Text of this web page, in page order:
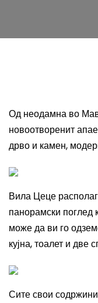
Од неодамна во
новоотворенит
дрво и камен,
Вила Цеце
панорамски поглед
може да ви го
кујна, тоалет и две
Сите свои